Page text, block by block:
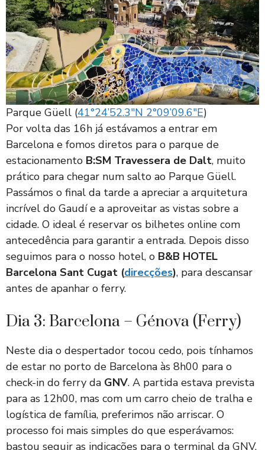
Parque Güell (41°24’52.3″N 2°09’09.6″E)
Por volta das 16h já estávamos a entrar em
Barcelona e fomos diretos para o parque de
estacionamento B:SM Travessera de Dalt, muito
prático para chegar num salto ao Parque Güell.
Passámos o final da tarde a apreciar a arquitetura
incrível do Gaudí e a aproveitar as vistas sobre a
cidade. O ideal é reservar os bilhetes online com
antecedência para garantir a entrada. Depois disso
seguimos para o nosso hotel, o B&B HOTEL
Barcelona Sant Cugat (direcções), para descansar
antes de apanhar o ferry.
Dia 3: Barcelona – Génova (Ferry)
Neste dia o despertador tocou cedo, pois tínhamos
de estar no porto de Barcelona às 8h00 para o
check-in do ferry da GNV. A partida estava prevista
para as 12h00, mas com um carro cheio de tralha e
logística de família, preferimos não arriscar. O
processo foi mais simples do que esperávamos:
bastou seguir as indicações para o terminal da GNV,